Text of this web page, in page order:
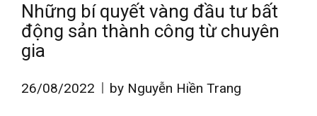
Những bí quyết vàng đầu tư bất
động sản thành công từ chuyên
gia
26/08/2022 by Nguyễn Hiền Trang